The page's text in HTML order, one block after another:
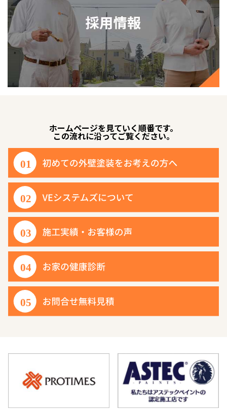
ホームページを見ていく順番です。
この流れに沿ってご覧ください。